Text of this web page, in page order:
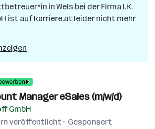
Wels
in Wels bei der Firma I.K.
ist auf karriere.at leider nicht mehr
Manager eSales (m/w/d)
GmbH
veröffentlicht
Gesponsert